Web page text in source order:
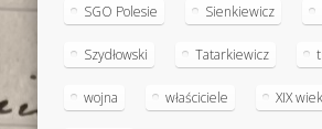
SGO Polesie Sienkiewicz
Szydłowski Tatarkiewicz
wojna właściciele XIX wiek